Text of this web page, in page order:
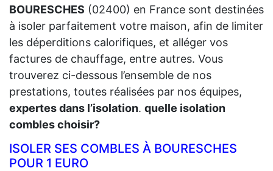
BOURESCHES (02400) en France sont destinées
à isoler parfaitement votre maison, afin de limiter
les déperditions calorifiques, et alléger vos
factures de chauffage, entre autres. Vous
trouverez ci-dessous l’ensemble de nos
prestations, toutes réalisées par nos équipes,
expertes dans l’isolation. quelle isolation
combles choisir?
ISOLER SES COMBLES À BOURESCHES
POUR 1 EURO